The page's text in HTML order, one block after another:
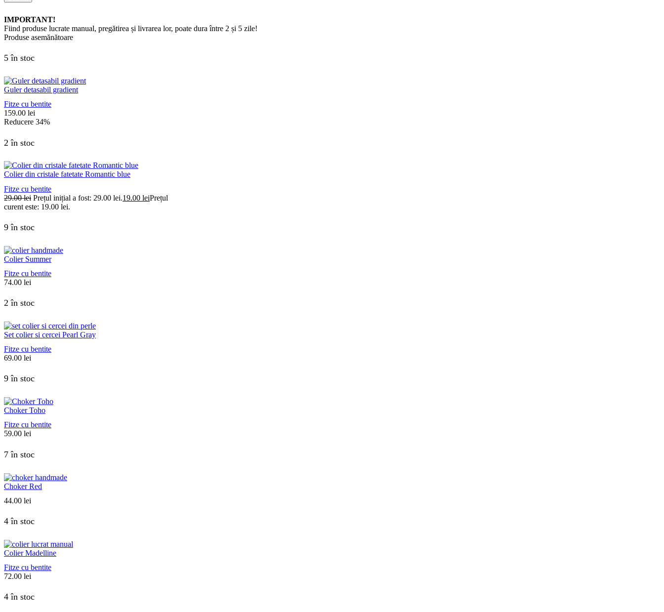
IMPORTANT!
Fiind produse lucrate manual, pregătirea și livrarea lor, poate dura între 2 și 5 zile!
Produse asemănătoare
5 în stoc
Guler detasabil gradient
Fitze cu bentite
159.00 lei
Reducere 34%
2 în stoc
Colier din cristale fatetate Romantic blue
Fitze cu bentite
29.00lei Prețul inițial a fost: 29.00 lei.19.00 leiPrețul
curent este: 19.00 lei.
9 în stoc
Colier Summer
Fitze cu bentite
74.00 lei
2 în stoc
Set colier si cercei Pearl Gray
Fitze cu bentite
69.00 lei
9 în stoc
Choker Toho
Fitze cu bentite
59.00 lei
7 în stoc
Choker Red
44.00 lei
4 în stoc
Colier Madelline
Fitze cu bentite
72.00 lei
4 în stoc